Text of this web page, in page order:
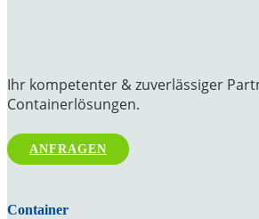
Ihr kompetenter & zuverlässiger
Containerlösungen.
ANFRAGEN
Container